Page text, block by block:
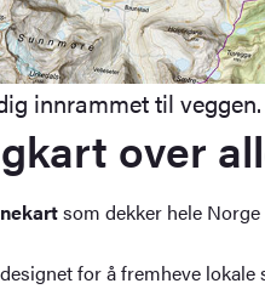
innrammet til veggen.
over
som dekker hele
for å fremheve